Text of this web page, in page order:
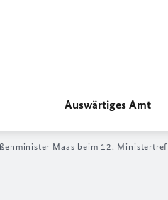
Auswärtiges Amt
Maas beim 12.